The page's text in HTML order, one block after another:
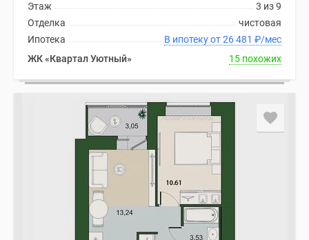
3 из 9
Этаж
чистовая
Отделка
В ипотеку от 26 481 ₽/мес
Ипотека
ЖК «Квартал Уютный»
15 похожих